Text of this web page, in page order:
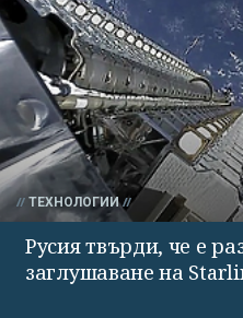
ТЕХНОЛОГИИ
Русия твърди, че е
заглушаване на